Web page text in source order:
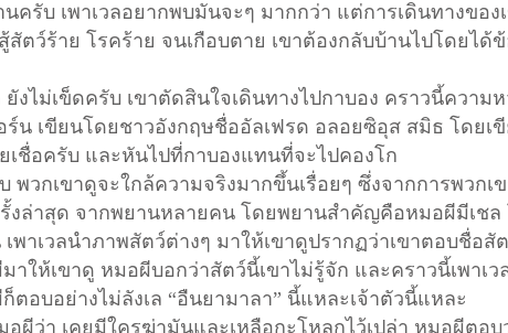
ครับ เพาเวลอยากพบมันจะๆ มากกว่า แต่การเดินทางของ
ตว์ร้าย โรคร้าย จนเกือบตาย เขาต้องกลับบ้านไปโดยได้
ยังไม่เข็ดครับ เขาตัดสินใจเดินทางไปกาบอง คราวนี้ความ
ร์น เขียนโดยชาวอังกฤษชื่ออัลเฟรด อลอยซิอุส สมิธ โดยเ
เชื่อครับ และหันไปที่กาบองแทนที่จะไปคองโก
พวกเขาดูจะใกล้ความจริงมากขึ้นเรื่อยๆ ซึ่งจากการพวกเ
งล่าสุด จากพยานหลายคน โดยพยานสำคัญคือหมอผีมีเชล
พาเวลนำภาพสัตว์ต่างๆ มาให้เขาดูปรากฏว่าเขาตอบชื่อ
าให้เขาดู หมอผีบอกว่าสัตว์นี้เขาไม่รู้จัก และคราวนี้เพาเว
ตอบอย่างไม่ลังเล “อืนยามาลา” นี้แหละเจ้าตัวนี้แหละ
อผีว่า เคยมีใครฆ่ามันและเหลือกะโหลกไว้เปล่า หมอผีตอบ